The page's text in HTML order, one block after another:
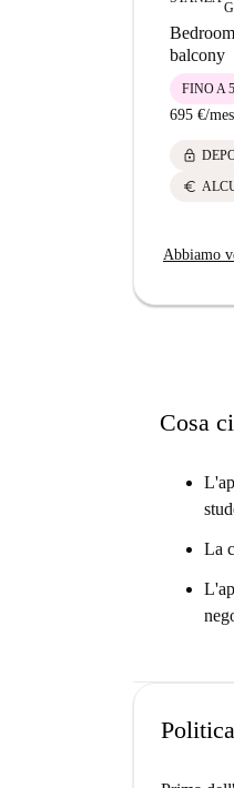
balcony
695 €/
FINO A
lock
euro
Abbiamo
Cosa
La